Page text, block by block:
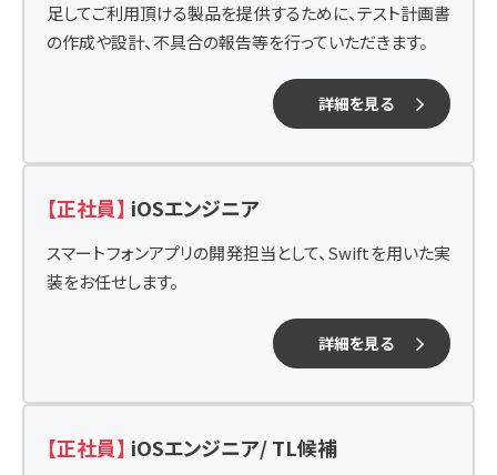
足してご利用頂ける製品を提供するために、テスト計画書
の作成や設計、不具合の報告等を行っていただきます。
詳細を見る
【正社員】 iOSエンジニア
スマートフォンアプリの開発担当として、Swiftを用いた実
装をお任せします。
詳細を見る
【正社員】 iOSエンジニア/ TL候補